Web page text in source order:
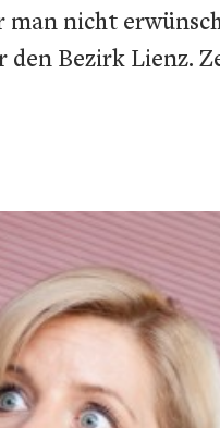
nicht
Bezirk Lienz.